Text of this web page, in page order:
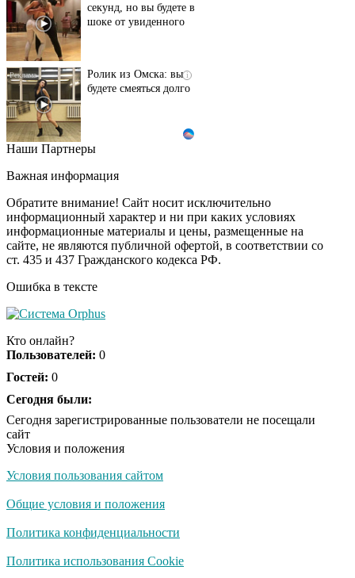
секунд, но вы будете в
шоке от увиденного
i
Ролик из Омска: вы
будете смеяться долго
Ржу не переставая, это
не раз
i
Скрытая камера на
пляже Крыма: Что
люди вытворяют, когда
Ролик длится
долго
Королева вагона
оставит равнодушным
Наши Партнеры
Важная информация
Обратите внимание! Сайт носит исключительно
информационный характер и ни при каких условиях
информационные материалы и цены, размещенные на
сайте, не являются публичной офертой, в соответствии со
ст. 435 и 437 Гражданского кодекса РФ.
Ошибка в тексте
Кто онлайн?
Пользователей: 0
Гостей: 0
Сегодня были:
Сегодня зарегистрированные пользователи не посещали
сайт
Условия и положения
Условия пользования сайтом
Общие условия и положения
Политика конфиденциальности
Политика использования Cookie